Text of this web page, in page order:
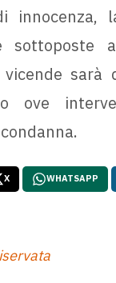
innocenza,
sottoposte
sarà
ove
X WHATSAPP